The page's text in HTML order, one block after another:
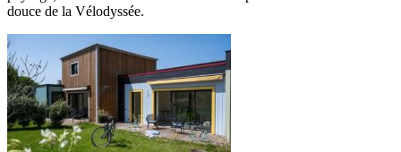
douce de la Vélodyssée.